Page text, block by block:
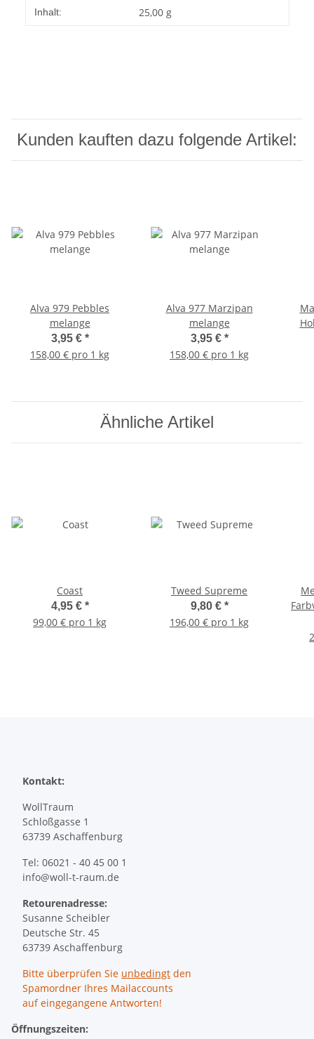
Inhalt: 25,00 g
Kunden kauften dazu folgende Artikel:
Alva 979 Pebbles
melange
3,95 € *
158,00 € pro 1 kg
Alva 977 Marzipan
melange
3,95 € *
158,00 € pro 1 kg
Ähnliche Artikel
Coast
4,95 € *
99,00 € pro 1 kg
Tweed Supreme
9,80 € *
196,00 € pro 1 kg
Kontakt:
WollTraum
Schloßgasse 1
63739 Aschaffenburg
Tel: 06021 - 40 45 00 1
info@woll-t-raum.de
Retourenadresse:
Susanne Scheibler
Deutsche Str. 45
63739 Aschaffenburg
Bitte überprüfen Sie unbedingt den
Spamordner Ihres Mailaccounts
auf eingegangene Antworten!
Öffnungszeiten: